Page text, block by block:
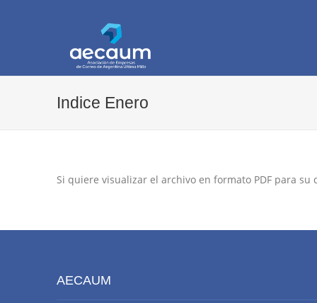
Indice Enero
Si quiere visualizar el archivo en formato PDF para su
AECAUM